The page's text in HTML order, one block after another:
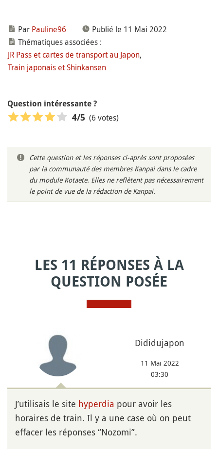
Par Pauline96
Publié le 11 Mai 2022
Thématiques associées :
JR Pass et cartes de transport au Japon,
Train japonais et Shinkansen
Question intéressante ?
4/5 (6 votes)
Cette question et les réponses ci-après sont proposées
par la communauté des membres Kanpai dans le cadre
du module Kotaete. Elles ne reflètent pas nécessairement
le point de vue de la rédaction de Kanpai.
LES 11 RÉPONSES À LA
QUESTION POSÉE
Dididujapon
11 Mai 2022
03:30
J’utilisais le site hyperdia pour avoir les
horaires de train. Il y a une case où on peut
effacer les réponses “Nozomi”.